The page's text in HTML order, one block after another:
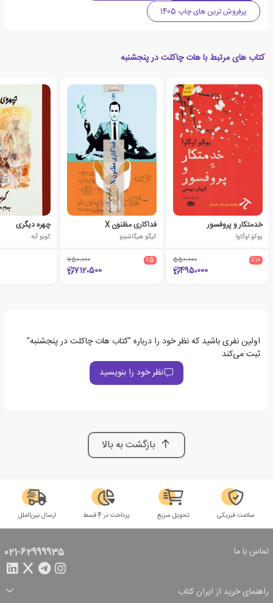
پرفروش ترین های چاپ 1405
کتاب های مرتبط با هات چاکلت در پنجشنبه
خدمتکار و پروفسور
یوکو اوگاوا
٪10 550،000
495،000
فداکاری مظنون X
کیگو هیگاشینو
٪5 750،000
712،500
چهره دیگری
کوبو آبه
اولین نفری باشید که نظر خود را درباره "کتاب هات چاکلت در پنجشنبه"
ثبت می‌کند
نظر خود را بنویسید
بازگشت به بالا
سلامت فیزیکی تحویل سریع پرداخت در 4 قسط ارسال بین‌الملل
تماس با ما 021-62999935
راهنمای خرید از ایران کتاب